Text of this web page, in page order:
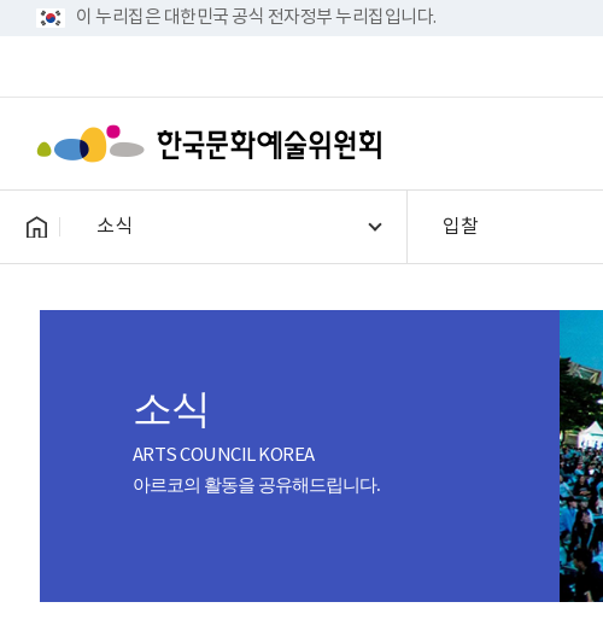
이 누리집은 대한민국 공식 전자정부 누리집입니다.
소식 입찰
소식
ARTS COUNCIL KOREA
아르코의 활동을 공유해드립니다.